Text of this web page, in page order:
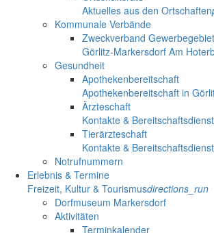
Aktuelles aus den Ortschaften
Kommunale Verbände
Zweckverband Gewerbegebiet
Görlitz-Markersdorf Am
Gesundheit
Apothekenbereitschaft
Apothekenbereitschaft in
Ärzteschaft
Kontakte &
Tierärzteschaft
Kontakte &
Notrufnummern
Erlebnis & Termine
Freizeit, Kultur & Tourismusdirections_run
Dorfmuseum Markersdorf
Aktivitäten
Terminkalender